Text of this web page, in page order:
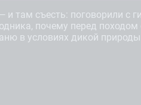
и там съесть: поговорили
почему перед походом
в условиях дикой